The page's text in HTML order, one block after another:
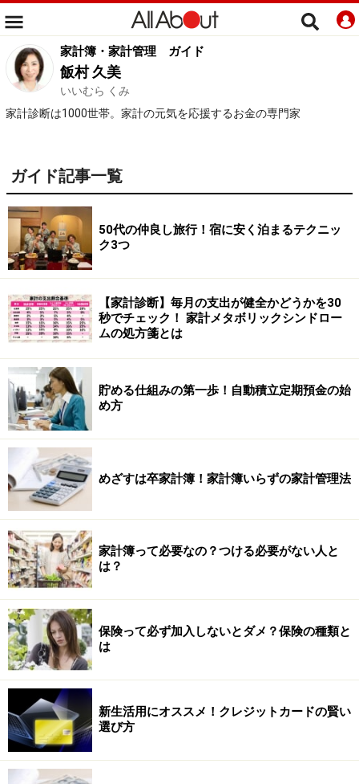
家計簿・家計管理 ガイド
飯村 久美
いいむら くみ
家計診断は1000世帯。家計の元気を応援するお金の専門家
ガイド記事一覧
50代の仲良し旅行！宿に安く泊まるテクニッ
ク3つ
【家計診断】毎月の支出が健全かどうかを30
秒でチェック！ 家計メタボリックシンドロー
ムの処方箋とは
貯める仕組みの第一歩！自動積立定期預金の始
め方
めざすは卒家計簿！家計簿いらずの家計管理法
家計簿って必要なの？つける必要がない人と
は？
保険って必ず加入しないとダメ？保険の種類と
は
新生活用にオススメ！クレジットカードの賢い
選び方